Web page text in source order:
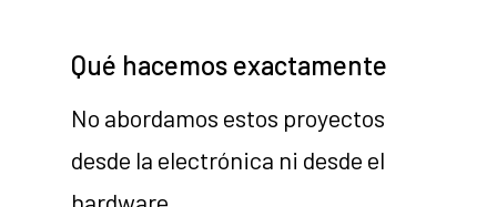
Qué hacemos exactamente
No abordamos estos proyectos
desde la electrónica ni desde el